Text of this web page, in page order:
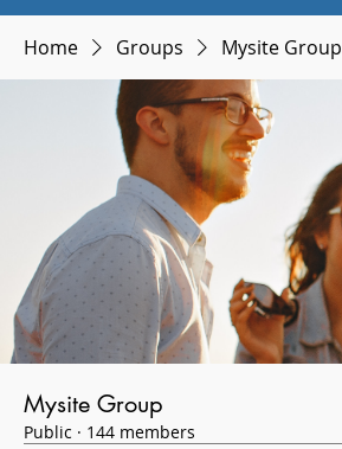
Home Groups Mysite Group
Mysite Group
Public · 144 members